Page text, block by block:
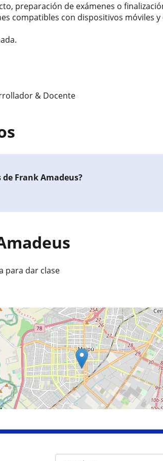
preparación de exámenes o
compatibles con dispositivos móviles
& Docente
Frank Amadeus?
para dar clase